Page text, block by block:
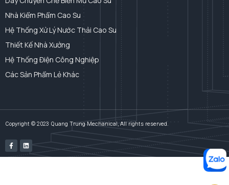
Nhà Kiểm Phẩm Cao Su
Hệ Thống Xử Lý Nước Thải Cao Su
Thiết Kế Nhà Xưởng
Hệ Thống Điện Công Nghiệp
Các Sản Phẩm Lẻ Khác
Copyright © 2023 Quang Trung Mechanical, All rights reserved.